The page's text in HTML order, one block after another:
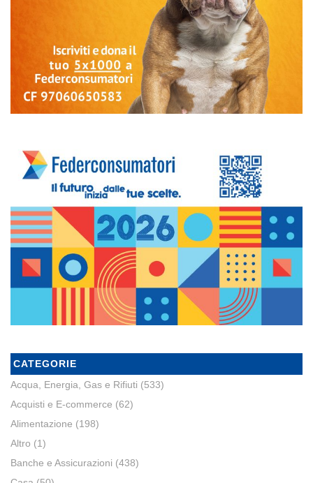
CATEGORIE
Acqua, Energia, Gas e Rifiuti (533)
Acquisti e E-commerce (62)
Alimentazione (198)
Altro (1)
Banche e Assicurazioni (438)